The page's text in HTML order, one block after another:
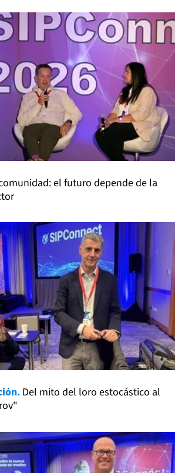
el futuro depende de la
Del mito del loro estocástico al